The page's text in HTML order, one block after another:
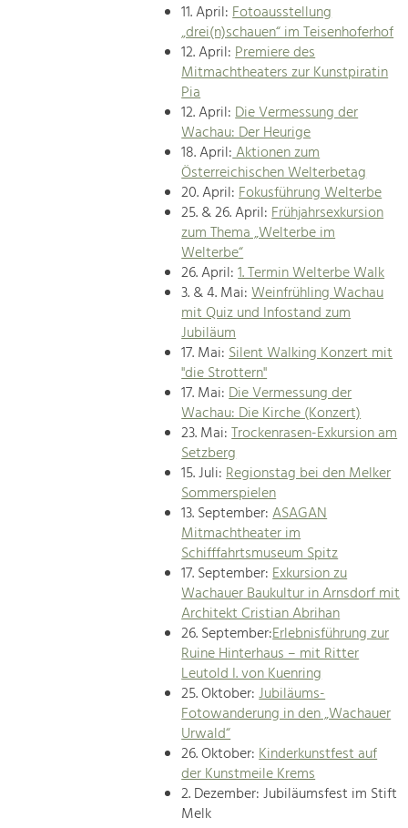
11. April:Fotoausstellung
„drei(n)schauen“ im Teisenhoferhof
12. April:Premiere des
Mitmachtheaters zur Kunstpiratin
Pia
12. April:Die Vermessung der
Wachau: Der Heurige
18. April:Aktionen zum
Österreichischen Welterbetag
20. April:Fokusführung Welterbe
25. & 26. April:Frühjahrsexkursion
zum Thema „Welterbe im
Welterbe“
26. April:1. Termin Welterbe Walk
3. & 4. Mai:Weinfrühling Wachau
mit Quiz und Infostand zum
Jubiläum
17. Mai:Silent Walking Konzert mit
"die Strottern"
17. Mai:Die Vermessung der
Wachau: Die Kirche (Konzert)
23. Mai:Trockenrasen-Exkursion am
Setzberg
15. Juli:Regionstag bei den Melker
Sommerspielen
13. September:ASAGAN
Mitmachtheater im
Schifffahrtsmuseum Spitz
17. September:Exkursion zu
Wachauer Baukultur in Arnsdorf mit
Architekt Cristian Abrihan
26. September:Erlebnisführung zur
Ruine Hinterhaus – mit Ritter
Leutold I. von Kuenring
25. Oktober:Jubiläums-
Fotowanderung in den „Wachauer
Urwald“
26. Oktober:Kinderkunstfest auf
der Kunstmeile Krems
2. Dezember: Jubiläumsfest im Stift
Melk